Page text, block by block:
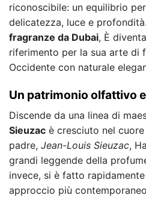
riconoscibile: un equilibrio
delicatezza, luce e
fragranze da Dubai, È
riferimento per la sua arte di
Occidente con naturale
Un patrimonio olfattivo
Discende da una linea di
Sieuzac è cresciuto nel
padre, Jean-Louis Sieuzac,
grandi leggende della
invece, si è fatto
approccio più